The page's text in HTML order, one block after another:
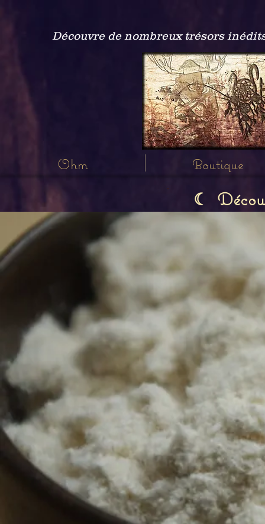
Découvre de nombreux trésors
Ohm Boutique
☾